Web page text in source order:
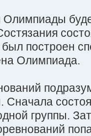
построен
Олимпиада.
Сначала
группы.